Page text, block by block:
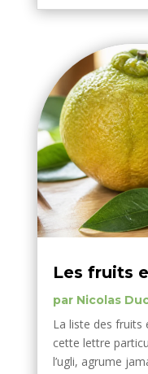
Les fruits
par Nicolas
La liste des fruits
cette lettre
l’ugli, agrume